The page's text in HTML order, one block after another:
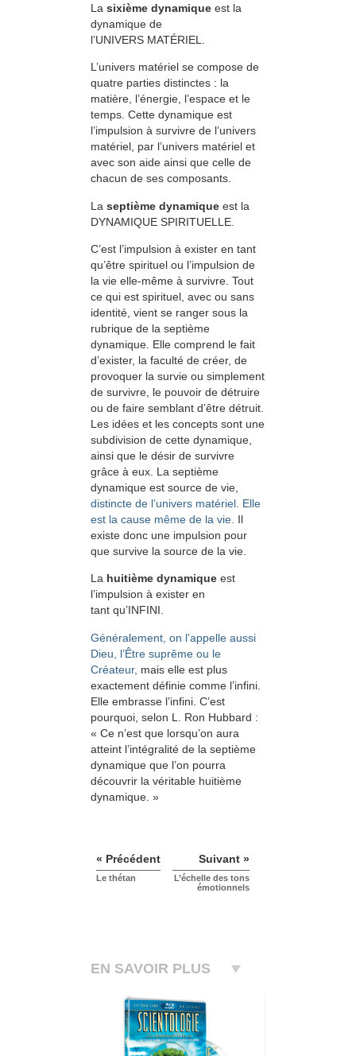
La sixième dynamique est la
dynamique de
l’UNIVERS MATÉRIEL.
L’univers matériel se compose de
quatre parties distinctes : la
matière, l’énergie, l’espace et le
temps. Cette dynamique est
l’impulsion à survivre de l’univers
matériel, par l’univers matériel et
avec son aide ainsi que celle de
chacun de ses composants.
La septième dynamique est la
DYNAMIQUE SPIRITUELLE.
C’est l’impulsion à exister en tant
qu’être spirituel ou l’impulsion de
la vie elle-même à survivre. Tout
ce qui est spirituel, avec ou sans
identité, vient se ranger sous la
rubrique de la septième
dynamique. Elle comprend le fait
d’exister, la faculté de créer, de
provoquer la survie ou simplement
de survivre, le pouvoir de détruire
ou de faire semblant d’être détruit.
Les idées et les concepts sont une
subdivision de cette dynamique,
ainsi que le désir de survivre
grâce à eux. La septième
dynamique est source de vie,
distincte de l’univers matériel. Elle
est la cause même de la vie. Il
existe donc une impulsion pour
que survive la source de la vie.
La huitième dynamique est
l’impulsion à exister en
tant qu’INFINI.
Généralement, on l’appelle aussi
Dieu, l’Être suprême ou le
Créateur, mais elle est plus
exactement définie comme l’infini.
Elle embrasse l’infini. C’est
pourquoi, selon L. Ron Hubbard :
« Ce n’est que lorsqu’on aura
atteint l’intégralité de la septième
dynamique que l’on pourra
découvrir la véritable huitième
dynamique. »
« Précédent
Le thétan
Suivant »
L’échelle des tons
émotionnels
EN SAVOIR PLUS